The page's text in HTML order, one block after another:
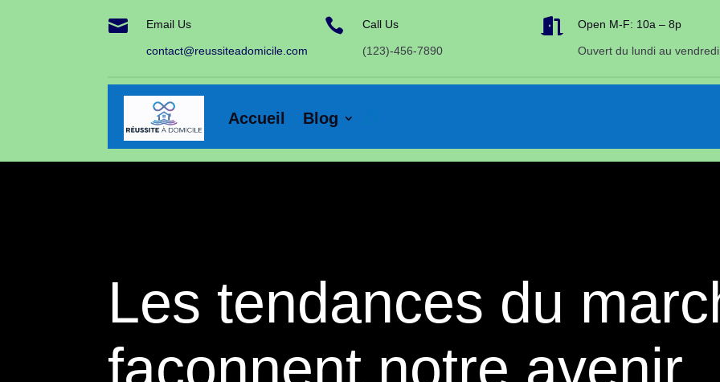
 Email Us
contact@reussiteadomicile.com
 Call Us
(123)-456-7890
 Open M-F: 10a – 8p
Ouvert du lundi au vendredi
Accueil Blog
Les tendances du
façonnent notre avenir